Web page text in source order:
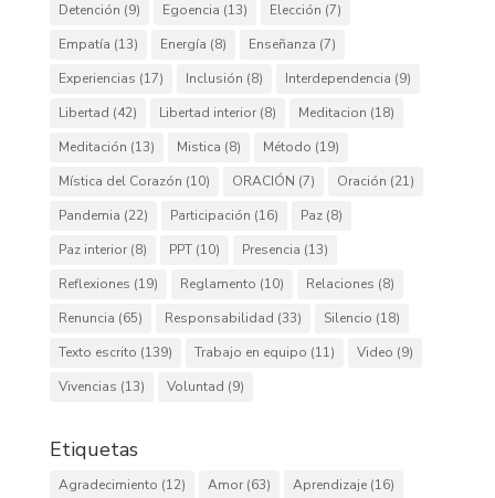
Detención (9) Egoencia (13) Elección (7)
Empatía (13) Energía (8) Enseñanza (7)
Experiencias (17) Inclusión (8) Interdependencia (9)
Libertad (42) Libertad interior(8) Meditacion (18)
Meditación (13) Mistica (8) Método (19)
Mística del Corazón (10) ORACIÓN (7) Oración (21)
Pandemia (22) Participación (16) Paz(8)
Paz interior(8) PPT(10) Presencia (13)
Reflexiones (19) Reglamento (10) Relaciones (8)
Renuncia (65) Responsabilidad (33) Silencio (18)
Texto escrito (139) Trabajo en equipo (11) Video (9)
Vivencias (13) Voluntad (9)
Etiquetas
Agradecimiento (12) Amor(63) Aprendizaje(16)